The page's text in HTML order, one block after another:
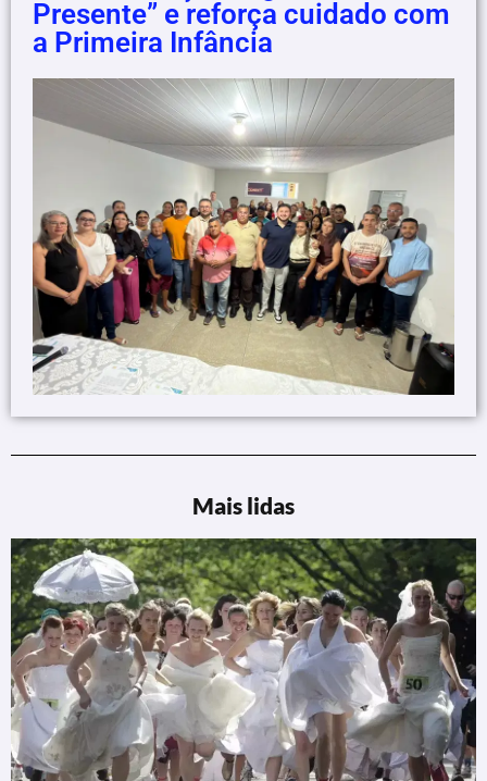
Presente” e reforça cuidado com
a Primeira Infância
Mais lidas